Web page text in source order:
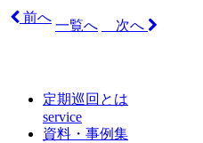
前へ
一覧へ 次へ
定期巡回とは
service
資料・事例集